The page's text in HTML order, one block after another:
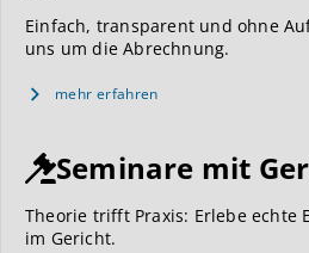
Einfach, transparent und ohne
uns um die Abrechnung.
mehr erfahren
Seminare mit
Theorie trifft Praxis: Erlebe echte
im Gericht.